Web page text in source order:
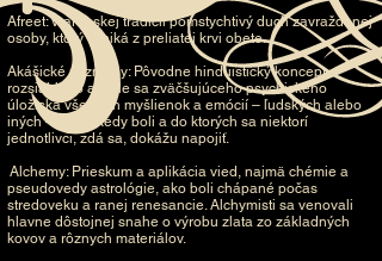
Afreet: V arabskej tradícii pomstychtivý duch zavraždenej
osoby, ktorý vzniká z preliatej krvi obete.
Akášické záznamy: Pôvodne hinduistický koncept
rozsiahleho a stále sa zväčšujúceho psychického
úložiska všetkých myšlienok a emócií – ľudských alebo
iných –, ktoré kedy boli a do ktorých sa niektorí
jednotlivci, zdá sa, dokážu napojiť.
Alchemy: Prieskum a aplikácia vied, najmä chémie a
pseudovedy astrológie, ako boli chápané počas
stredoveku a ranej renesancie. Alchymisti sa venovali
hlavne dôstojnej snahe o výrobu zlata zo základných
kovov a rôznych materiálov.